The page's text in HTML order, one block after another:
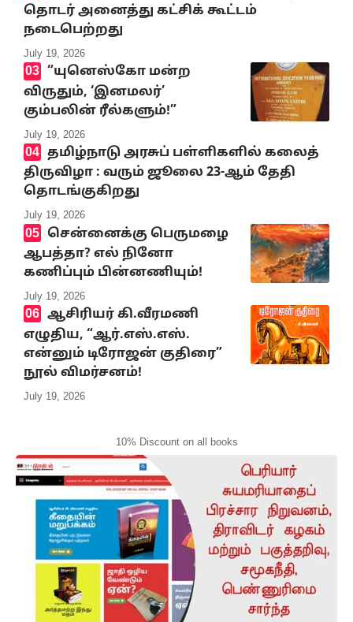
தொடர் அனைத்து கட்சிக் கூட்டம்
நடைபெற்றது
July 19, 2026
“யுனெஸ்கோ மன்ற
விருதும், ‘இனமலர்’
கும்பலின் ரீல்களும்!”
July 19, 2026
தமிழ்நாடு அரசுப் பள்ளிகளில் கலைத்
திருவிழா : வரும் ஜூலை 23-ஆம் தேதி
தொடங்குகிறது
July 19, 2026
சென்னைக்கு பெருமழை
ஆபத்தா? எல் நினோ
கணிப்பும் பின்னணியும்!
July 19, 2026
ஆசிரியர் கி.வீரமணி
எழுதிய, “ஆர்.எஸ்.எஸ்.
என்னும் டிரோஜன் குதிரை”
நூல் விமர்சனம்!
July 19, 2026
10% Discount on all books